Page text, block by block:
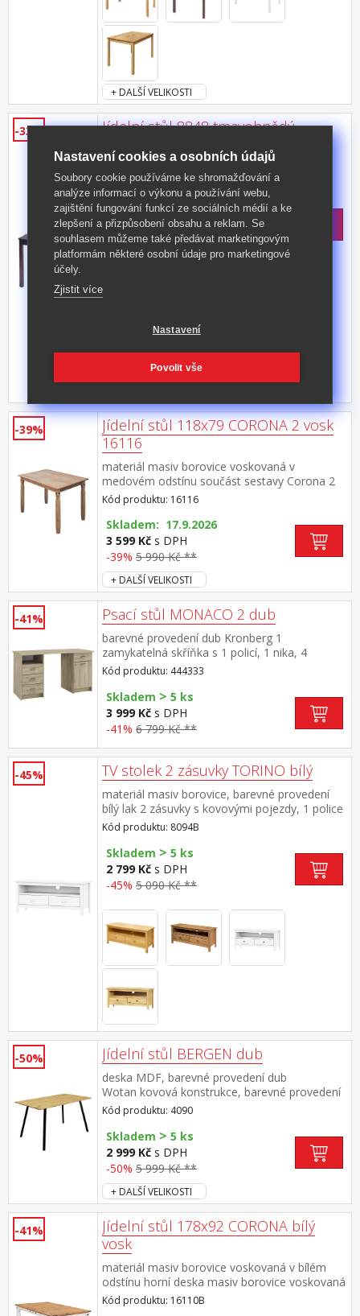
+ DALŠÍ VELIKOSTI
-33% Jídelní stůl 8848 tmavohnědý
materiál masiv, barevné provedení tmavě
hnědý lak
Kód produktu: 8848H
Skladem: 22.10.2026
2 999 Kčs DPH
-33% 4 495 Kč **
-39%
Jídelní stůl 118x79 CORONA 2 vosk
16116
materiál masiv borovice voskovaná v
medovém odstínu součást sestavy Corona 2
Kód produktu: 16116
Skladem: 17.9.2026
3 599 Kč s DPH
-39% 5 990 Kč **
+ DALŠÍ VELIKOSTI
-41% Psací stůl MONACO 2 dub
barevné provedení dub Kronberg 1
zamykatelná skříňka s 1 policí, 1 nika, 4
zásuvky s kovovými pojezdy prostor mezi
zásuvkami a skříňkou 56 cm přední hrana
stolu mírně vykrojena do oblouku maximální
nosnosti uvedeny v návodu k montáži
Kód produktu: 444333
Skladem > 5 ks
3 999 Kč s DPH
-41% 6 799 Kč **
-45% TV stolek 2 zásuvky TORINO bílý
materiál masiv borovice, barevné provedení
bílý lak 2 zásuvky s kovovými pojezdy, 1 police
Kód produktu: 8094B
Skladem > 5 ks
2 799 Kč s DPH
-45% 5 090 Kč **
-50% Jídelní stůl BERGEN dub
deska MDF, barevné provedení dub
Wotan kovová konstrukce, barevné provedení
černá
Kód produktu: 4090
Skladem > 5 ks
2 999 Kč s DPH
-50% 5 999 Kč **
+ DALŠÍ VELIKOSTI
-41%
Jídelní stůl 178x92 CORONA bílý
vosk
materiál masiv borovice voskovaná v bílém
odstínu horní deska masiv borovice voskovaná
v medovém odstínu součást sestavy Corona
Kód produktu: 16110B
Nastavení cookies a osobních údajů
Soubory cookie používáme ke shromažďování a
analýze informací o výkonu a používání webu,
zajištění fungování funkcí ze sociálních médií a ke
zlepšení a přizpůsobení obsahu a reklam. Se
souhlasem můžeme také předávat marketingovým
platformám některé osobní údaje pro marketingové
účely.
Zjistit více
Nastavení
Povolit vše